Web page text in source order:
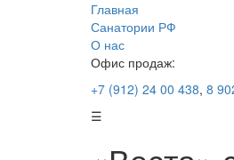
Главная
Санатории РФ
О нас
Офис продаж:
+7 (912) 24 00 438, 8
☰